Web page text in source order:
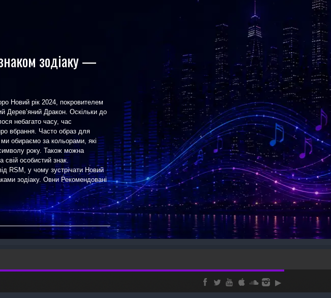
зодіаку —
Новий рік 2024, покровителем
Дерев’яний Дракон. Оскільки до
небагато часу, час
вбрання. Часто образ для
ми обираємо за кольорами, які
року. Також можна
свій особистий знак.
RSM, у чому зустрічати Новий
зодіаку. Овни Рекомендовані